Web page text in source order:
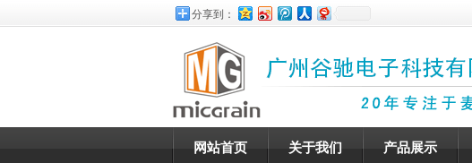
分享到：
网站首页 关于我们 产品展示